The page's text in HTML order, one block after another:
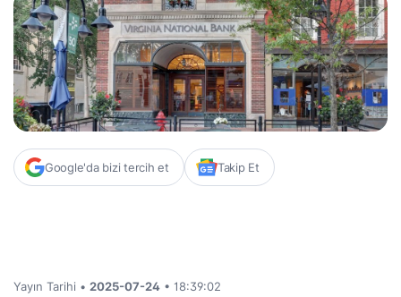
Google'da bizi tercih et Takip Et
Yayın Tarihi • 2025-07-24 • 18:39:02